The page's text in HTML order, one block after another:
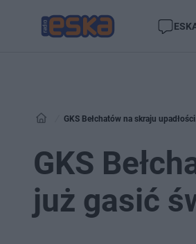
GKS Bełchatów na skraju
GKS
już gasić